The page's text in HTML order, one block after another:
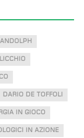
DARIO DE TOFFOLI
IN GIOCO
IN AZIONE